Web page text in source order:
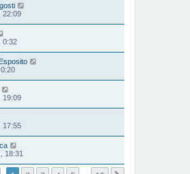
22:09
0:32
19:09
17:55
18:31